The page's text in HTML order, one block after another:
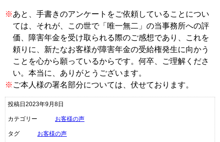
※あと、手書きのアンケートをご依頼していることについ
ては、それが、この世で「唯一無二」の当事務所への評
価、障害年金を受け取られる際のご感想であり、これを
頼りに、新たなお客様が障害年金の受給権発生に向かう
ことを心から願っているからです。何卒、ご理解くださ
い。本当に、ありがとうございます。
※ ご本人様の署名部分については、伏せております。
投稿日2023年9月8日
カテゴリー お客様の声
タグ お客様の声